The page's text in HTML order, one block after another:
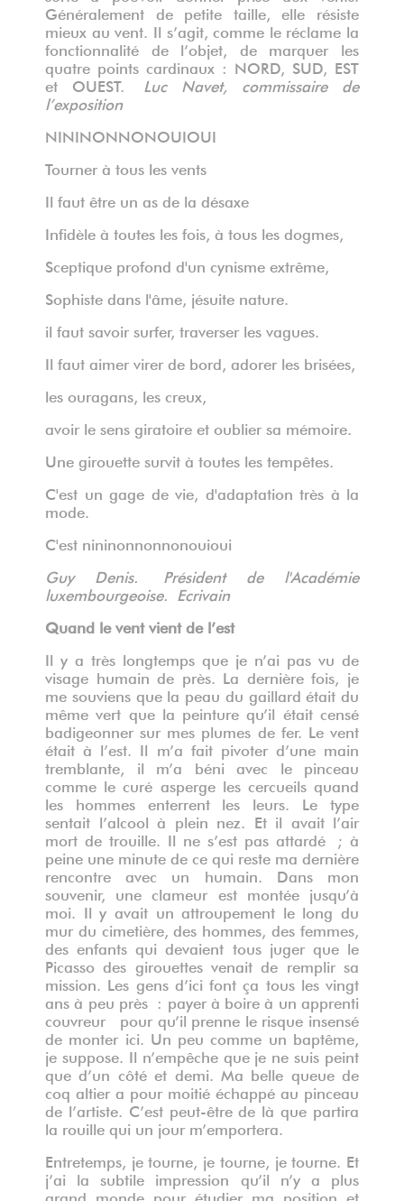
Généralement de petite taille, elle résiste
mieux au vent. Il s’agit, comme le réclame la
fonctionnalité de l’objet, de marquer les
quatre points cardinaux : NORD, SUD, EST
et OUEST. Luc Navet, commissaire de
l’exposition
NININONNONOUIOUI
Tourner à tous les vents
Il faut être un as de la désaxe
Infidèle à toutes les fois, à tous les dogmes,
Sceptique profond d'un cynisme extrême,
Sophiste dans l'âme, jésuite nature.
il faut savoir surfer, traverser les vagues.
Il faut aimer virer de bord, adorer les brisées,
les ouragans, les creux,
avoir le sens giratoire et oublier sa mémoire.
Une girouette survit à toutes les tempêtes.
C'est un gage de vie, d'adaptation très à la
mode.
C'est nininonnonnonouioui
Guy Denis. Président de l'Académie
luxembourgeoise. Ecrivain
Quand le vent vient de l’est
Il y a très longtemps que je n’ai pas vu de
visage humain de près. La dernière fois, je
me souviens que la peau du gaillard était du
même vert que la peinture qu’il était censé
badigeonner sur mes plumes de fer. Le vent
était à l’est. Il m’a fait pivoter d’une main
tremblante, il m’a béni avec le pinceau
comme le curé asperge les cercueils quand
les hommes enterrent les leurs. Le type
sentait l’alcool à plein nez. Et il avait l’air
mort de trouille. Il ne s’est pas attardé ; à
peine une minute de ce qui reste ma dernière
rencontre avec un humain. Dans mon
souvenir, une clameur est montée jusqu’à
moi. Il y avait un attroupement le long du
mur du cimetière, des hommes, des femmes,
des enfants qui devaient tous juger que le
Picasso des girouettes venait de remplir sa
mission. Les gens d’ici font ça tous les vingt
ans à peu près : payer à boire à un apprenti
couvreur pour qu’il prenne le risque insensé
de monter ici. Un peu comme un baptême,
je suppose. Il n’empêche que je ne suis peint
que d’un côté et demi. Ma belle queue de
coq altier a pour moitié échappé au pinceau
de l’artiste. C’est peut-être de là que partira
la rouille qui un jour m’emportera.
Entretemps, je tourne, je tourne, je tourne. Et
j’ai la subtile impression qu’il n’y a plus
grand monde pour étudier ma position et